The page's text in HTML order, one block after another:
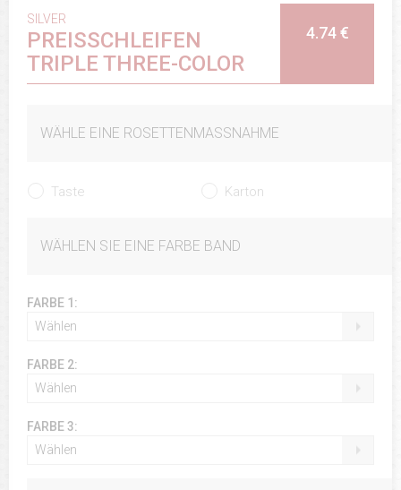
SILVER
PREISSCHLEIFEN
TRIPLE THREE-COLOR
4.74 €
WÄHLE EINE ROSETTENMASSNAHME
Taste Karton
WÄHLEN SIE EINE FARBE BAND
FARBE 1:
Wählen
FARBE 2:
Wählen
FARBE 3:
Wählen